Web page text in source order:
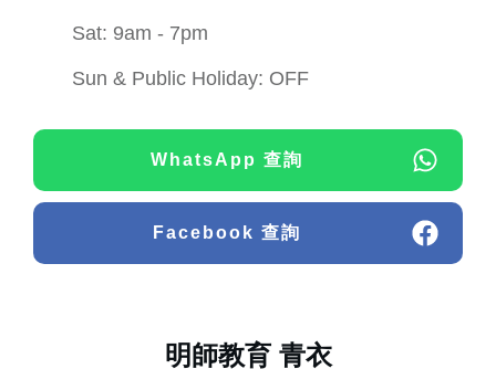
Sat: 9am - 7pm
Sun & Public Holiday: OFF
WhatsApp 查詢
Facebook 查詢
明師教育 青衣